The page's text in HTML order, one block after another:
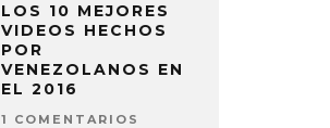
LOS 10 MEJORES
VIDEOS HECHOS
POR
VENEZOLANOS EN
EL 2016
1 COMENTARIOS